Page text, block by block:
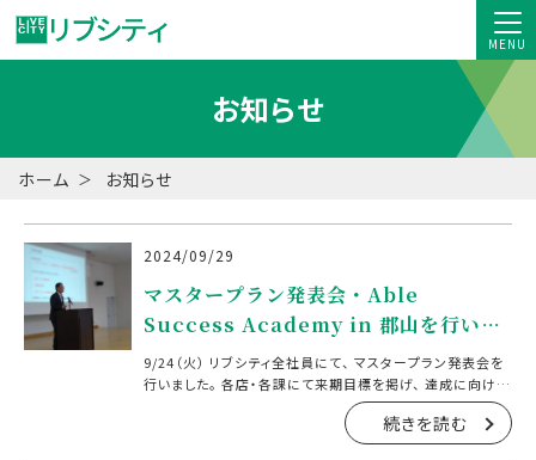
MENU
お知らせ
ホーム お知らせ
2024/09/29
マスタープラン発表会・Able
Success Academy in 郡山を行いま
した
9/24（火） リブシティ全社員にて、 マスタープラン発表会を
行いました。 各店・各課にて来期目標を掲げ、 達成に向けて
のプランを共有しております。 物件をお持ちのオーナー様、
物件をお探しのお客様のため、 今後もリブシ […]
続きを読む